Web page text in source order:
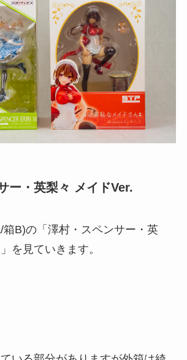
ー・英梨々 メイドVer.
B)の「澤村・スペンサー・英
を見ていきます。